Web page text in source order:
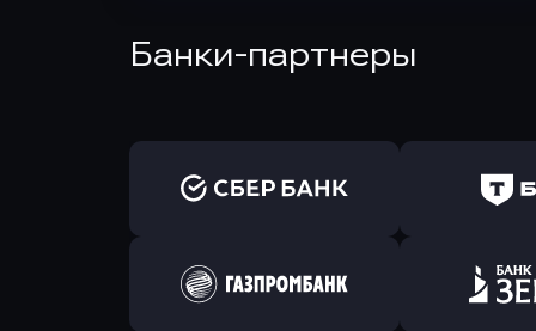
Банки-партнеры
Оправить заявку
в Сбербанк
в Т-Банк